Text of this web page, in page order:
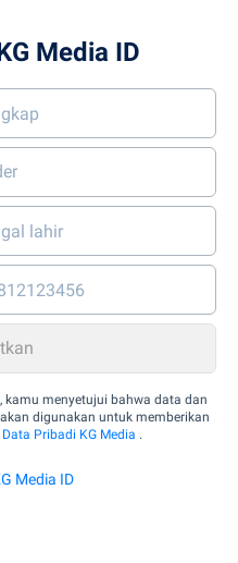
Media ID
kamu menyetujui bahwa data dan
digunakan untuk memberikan
Pribadi KG Media .
Media ID